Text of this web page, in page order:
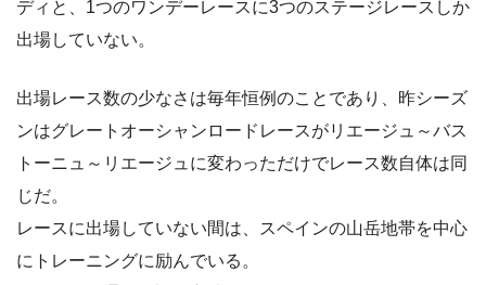
ディと、1つのワンデーレースに3つのステージレースしか
出場していない。
出場レース数の少なさは毎年恒例のことであり、昨シーズ
ンはグレートオーシャンロードレースがリエージュ～バス
トーニュ～リエージュに変わっただけでレース数自体は同
じだ。
レースに出場していない間は、スペインの山岳地帯を中心
にトレーニングに励んでいる。